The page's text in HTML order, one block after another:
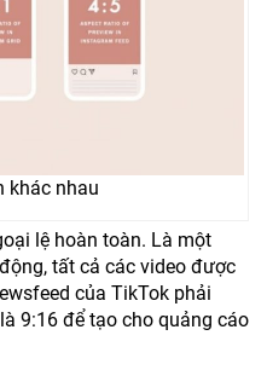
khác nhau
lệ hoàn toàn. Là một
tất cả các video được
của TikTok phải
9:16 để tạo cho quảng cáo